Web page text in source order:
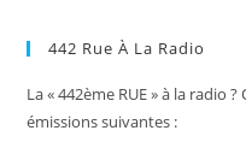
442 Rue À La Radio
La « 442ème RUE » à la radio
émissions suivantes :